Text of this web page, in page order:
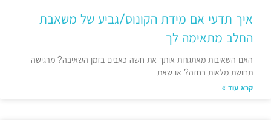
איך תדעי אם מידת הקונוס/גביע של משאבת
החלב מתאימה לך
האם השאיבות מאתגרות אותך את חשה כאבים בזמן השאיבה? מרגישה
תחושת מלאות בחזה? או שאת
קרא עוד »